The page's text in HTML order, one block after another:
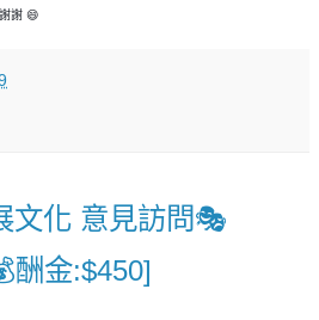
謝 😄
文化 意見訪問🎭
酬金:$450]